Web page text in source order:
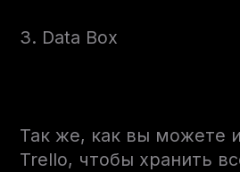
3. Data Box
Так же, как вы можете
Trello, чтобы хранить